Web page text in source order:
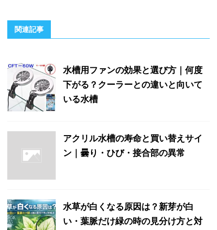
関連記事
水槽用ファンの効果と選び方｜何度
下がる？クーラーとの違いと向いて
いる水槽
アクリル水槽の寿命と買い替えサイ
ン｜曇り・ひび・接合部の異常
水草が白くなる原因は？新芽が白
い・葉脈だけ緑の時の見分け方と対